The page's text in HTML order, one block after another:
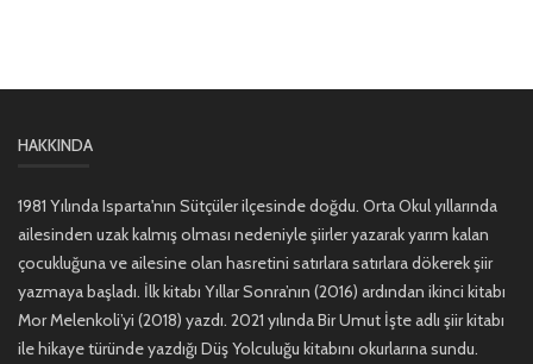
HAKKINDA
1981 Yılında Isparta'nın Sütçüler ilçesinde doğdu. Orta Okul yıllarında
ailesinden uzak kalmış olması nedeniyle şiirler yazarak yarım kalan
çocukluğuna ve ailesine olan hasretini satırlara satırlara dökerek şiir
yazmaya başladı. İlk kitabı Yıllar Sonra’nın (2016) ardından ikinci kitabı
Mor Melenkoli’yi (2018) yazdı. 2021 yılında Bir Umut İşte adlı şiir kitabı
ile hikaye türünde yazdığı Düş Yolculuğu kitabını okurlarına sundu.